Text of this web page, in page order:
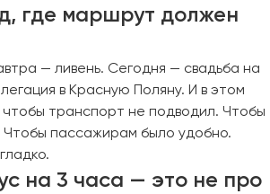
где маршрут должен
— ливень. Сегодня — свадьба на
в Красную Поляну. И в этом
транспорт не подводил. Чтобы
Чтобы пассажирам было удобно.
на 3 часа — это не про